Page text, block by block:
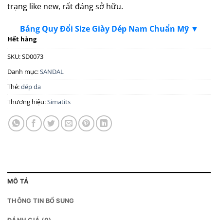
trạng like new, rất đáng sở hữu.
Bảng Quy Đổi Size Giày Dép Nam Chuẩn Mỹ ▼
Hết hàng
SKU:SD0073
Danh mục:SANDAL
Thẻ:dép da
Thương hiệu:Simatits
MÔ TẢ
THÔNG TIN BỔ SUNG